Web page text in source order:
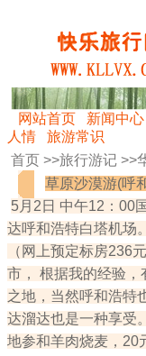
网站首页 新闻中心
人情
旅游常识
首页 >>旅行游记 >>
草原沙漠游(呼
5月2日 中午12：00
达呼和浩特白塔机场
（网上预定标房236
市， 根据我的经验
之地，当然呼和浩特
达溜达也是一种享受
地参和羊肉烧麦，20